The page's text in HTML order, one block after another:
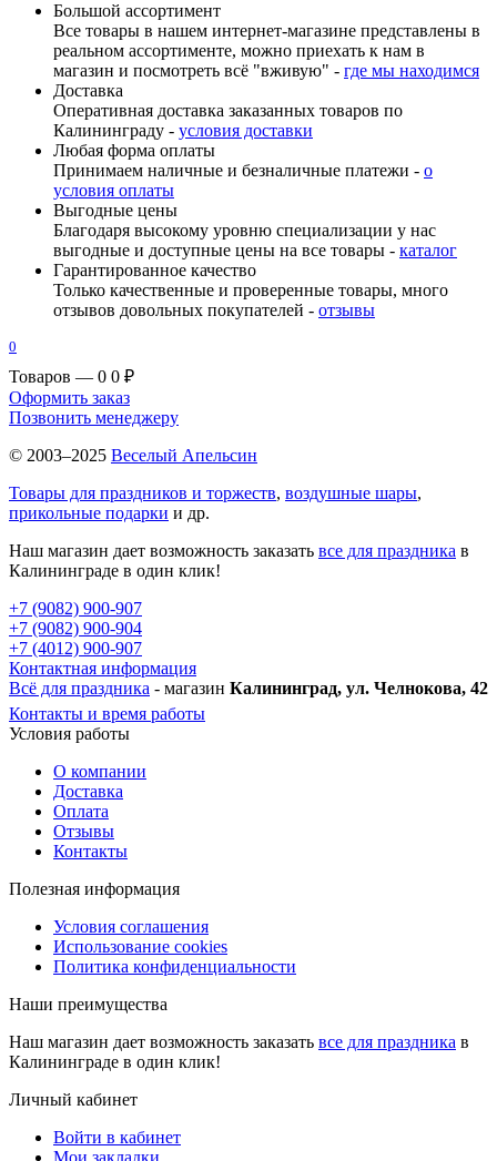
Большой ассортимент
Все товары в нашем интернет-магазине представлены в
реальном ассортименте, можно приехать к нам в
магазин и посмотреть всё "вживую" - где мы находимся
Доставка
Оперативная доставка заказанных товаров по
Калининграду - условия доставки
Любая форма оплаты
Принимаем наличные и безналичные платежи - о
условия оплаты
Выгодные цены
Благодаря высокому уровню специализации у нас
выгодные и доступные цены на все товары - каталог
Гарантированное качество
Только качественные и проверенные товары, много
отзывов довольных покупателей - отзывы
0
Товаров — 0 0 ₽
Оформить заказ
Позвонить менеджеру
© 2003–2025 Веселый Апельсин
Товары для праздников и торжеств, воздушные шары,
прикольные подарки и др.
Наш магазин дает возможность заказать все для праздника в
Калининграде в один клик!
+7 (9082) 900-907
+7 (9082) 900-904
+7 (4012) 900-907
Контактная информация
Всё для праздника - магазин Калининград, ул. Челнокова, 42
Контакты и время работы
Условия работы
О компании
Доставка
Оплата
Отзывы
Контакты
Полезная информация
Условия соглашения
Использование cookies
Политика конфиденциальности
Наши преимущества
Наш магазин дает возможность заказать все для праздника в
Калининграде в один клик!
Личный кабинет
Войти в кабинет
Мои закладки